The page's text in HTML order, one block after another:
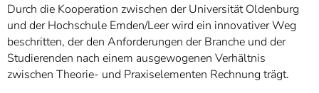
Durch die Kooperation zwischen der Universität Oldenburg
und der Hochschule Emden/Leer wird ein innovativer Weg
beschritten, der den Anforderungen der Branche und der
Studierenden nach einem ausgewogenen Verhältnis
zwischen Theorie- und Praxiselementen Rechnung trägt.